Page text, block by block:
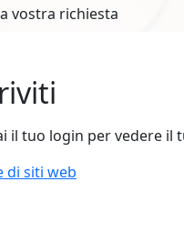
vostra richiesta
tuo login per vedere il
di siti web